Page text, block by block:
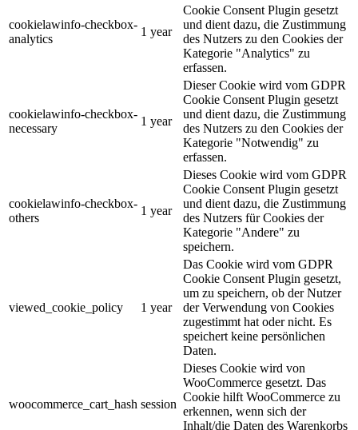
cookielawinfo-checkbox-
analytics
1 year
Cookie Consent Plugin gesetzt
und dient dazu, die Zustimmung
des Nutzers zu den Cookies der
Kategorie "Analytics" zu
erfassen.
cookielawinfo-checkbox-
necessary
1 year
Dieser Cookie wird vom GDPR
Cookie Consent Plugin gesetzt
und dient dazu, die Zustimmung
des Nutzers zu den Cookies der
Kategorie "Notwendig" zu
erfassen.
cookielawinfo-checkbox-
others
1 year
Dieses Cookie wird vom GDPR
Cookie Consent Plugin gesetzt
und dient dazu, die Zustimmung
des Nutzers für Cookies der
Kategorie "Andere" zu
speichern.
viewed_cookie_policy 1 year
Das Cookie wird vom GDPR
Cookie Consent Plugin gesetzt,
um zu speichern, ob der Nutzer
der Verwendung von Cookies
zugestimmt hat oder nicht. Es
speichert keine persönlichen
Daten.
woocommerce_cart_hash session
Dieses Cookie wird von
WooCommerce gesetzt. Das
Cookie hilft WooCommerce zu
erkennen, wenn sich der
Inhalt/die Daten des Warenkorbs